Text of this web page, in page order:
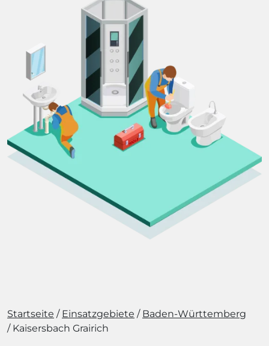
Startseite Einsatzgebiete
Baden-Württemberg
Kaisersbach Grairich